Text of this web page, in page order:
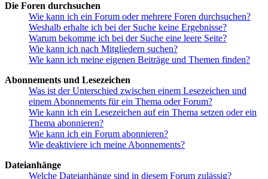
Die Foren durchsuchen
Wie kann ich ein Forum oder mehrere Foren durchsuchen?
Weshalb erhalte ich bei der Suche keine Ergebnisse?
Warum bekomme ich bei der Suche eine leere Seite?
Wie kann ich nach Mitgliedern suchen?
Wie kann ich meine eigenen Beiträge und Themen finden?
Abonnements und Lesezeichen
Was ist der Unterschied zwischen einem Lesezeichen und
einem Abonnements für ein Thema oder Forum?
Wie kann ich ein Lesezeichen auf ein Thema setzen oder ein
Thema abonnieren?
Wie kann ich ein Forum abonnieren?
Wie deaktiviere ich meine Abonnements?
Dateianhänge
Welche Dateianhänge sind in diesem Forum zulässig?